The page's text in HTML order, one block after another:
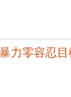
力零容忍目